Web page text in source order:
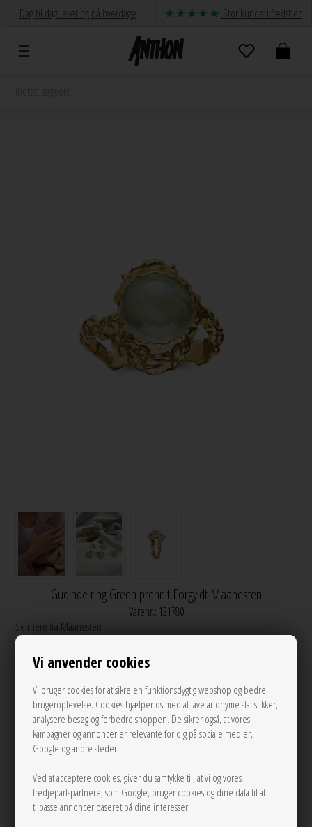
Vi anvender cookies
Vi bruger cookies for at sikre en funktionsdygtig webshop og bedre
brugeroplevelse. Cookies hjælper os med at lave anonyme statistikker,
analysere besøg og forbedre shoppen. De sikrer også, at vores
kampagner og annoncer er relevante for dig på sociale medier,
Google og andre steder.
Ved at acceptere cookies, giver du samtykke til, at vi og vores
tredjepartspartnere, som Google, bruger cookies og dine data til at
tilpasse annoncer baseret på dine interesser.
Dag til dag levering på hverdage Stor kundetilfredshed
Gudinde ring Green prehnit Forgyldt Maanesten
Varenr.: 121780
Se mere fra Maanesten
Før 850,00
510,00 DKK
UDSOLGT
LÆG I KURVEN